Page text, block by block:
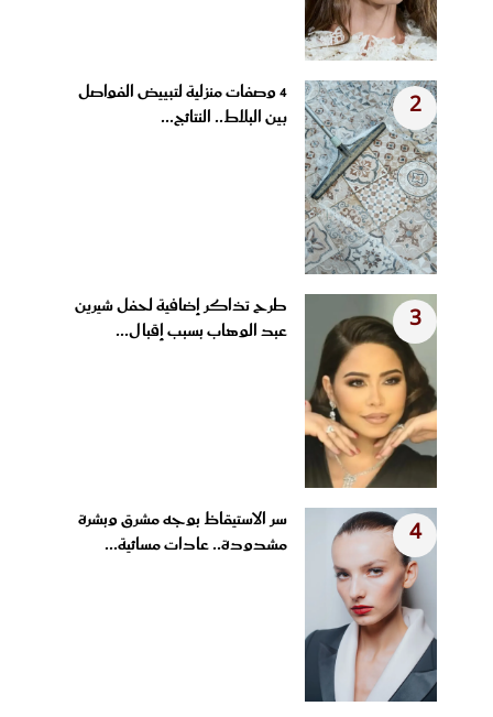
2
4 وصفات منزلية لتبييض الفواصل
بين البلاط.. النتائج...
3
طرح تذاكر إضافية لحفل شيرين
عبد الوهاب بسبب إقبال...
4
سر الاستيقاظ بوجه مشرق وبشرة
مشدودة.. عادات مسائية...